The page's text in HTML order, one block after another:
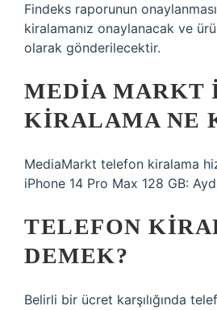
Findeks raporunun
kiralamanız onaylanacak ve
olarak gönderilecektir.
MEDIA MARKT
KIRALAMA NE
MediaMarkt telefon kiralama
iPhone 14 Pro Max 128 GB:
TELEFON
DEMEK?
Belirli bir ücret karşılığında